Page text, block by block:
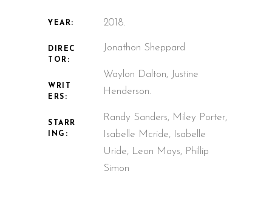
YEAR:
DIREC
TOR:
WRIT
ERS:
STARR
ING:
2018.
Jonathon Sheppard
Waylon Dalton, Justine
Henderson.
Randy Sanders, Miley Porter,
Isabelle Mcride, Isabelle
Uride, Leon Mays, Phillip
Simon